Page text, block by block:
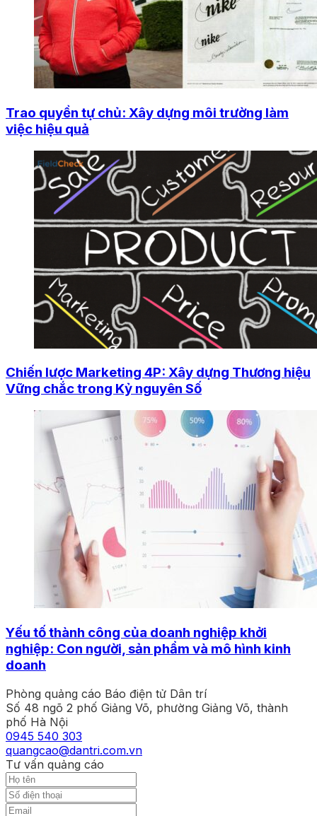
Trao quyền tự chủ: Xây dựng môi trường làm
việc hiệu quả
Chiến lược Marketing 4P: Xây dựng Thương hiệu
Vững chắc trong Kỷ nguyên Số
Yếu tố thành công của doanh nghiệp khởi
nghiệp: Con người, sản phẩm và mô hình kinh
doanh
Phòng quảng cáo Báo điện tử Dân trí
Số 48 ngõ 2 phố Giảng Võ, phường Giảng Võ, thành
phố Hà Nội
0945 540 303
quangcao@dantri.com.vn
Tư vấn quảng cáo